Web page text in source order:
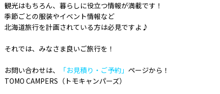
観光はもちろん、暮らしに役立つ情報が満載です！
季節ごとの服装やイベント情報など
北海道旅行を計画されている方は必見ですよ♪
それでは、みなさま良いご旅行を！
お問い合わせは、 「お見積り・ご予約」 ページから！
TOMO CAMPERS（トモキャンパーズ）